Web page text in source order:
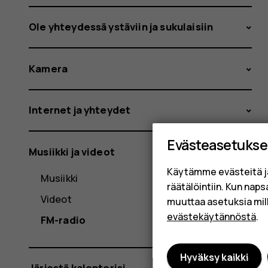
Ole yhteydessä ystäviin ja sukulaisiin
Kamera
Internet ja yhteydet
Musiikki ja videot
Musiikki
Videot
FM-radio
Käytämme evästeitä
räätälöintiin. Kun
muuttaa asetuksia
evästekäytännöstä.
Hyväksy kaikki